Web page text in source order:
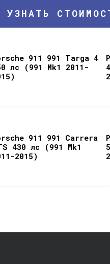
УЗНАТЬ
911 991 Targa 4
лс (991 Mk1 2011-
911 991 Carrera
430 лс (991 Mk1
2015)